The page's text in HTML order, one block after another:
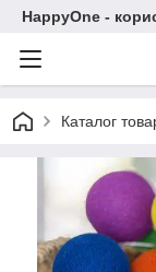
HappyOne -
Каталог